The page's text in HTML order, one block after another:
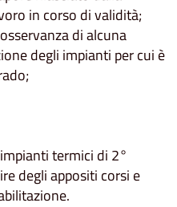
in corso di validità;
di alcuna
degli impianti per cui è
termici di 2°
degli appositi corsi e